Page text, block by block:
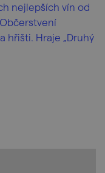
nejlepších vín od
hřišti. Hraje „Druhý